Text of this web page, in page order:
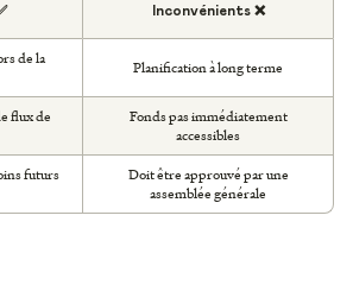
Inconvénients ❌
de la
Planification à long terme
flux de
Fonds pas immédiatement
accessibles
futurs
Doit être approuvé par une
assemblée générale